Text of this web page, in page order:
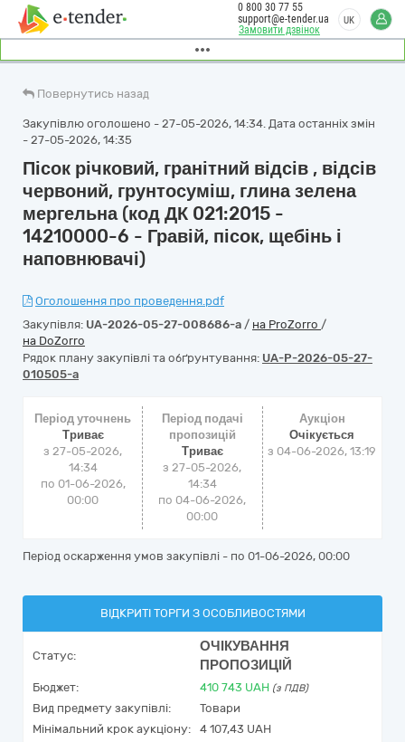
Замовити дзвінок
0 800 30 77 55
support@e-tender.ua
UK
Повернутись назад
Закупівлю оголошено - 27-05-2026, 14:34. Дата останніх змін
- 27-05-2026, 14:35
Пісок річковий, гранітний відсів , відсів
червоний, грунтосуміш, глина зелена
мергельна (код ДК 021:2015 -
14210000-6 - Гравій, пісок, щебінь і
наповнювачі)
Оголошення про проведення.pdf
Закупівля: UA-2026-05-27-008686-a / на ProZorro /
на DoZorro
Рядок плану закупівлі та обґрунтування: UA-P-2026-05-27-
010505-a
Період уточнень
Триває
з 27-05-2026,
14:34
по 01-06-2026,
00:00
Період подачі
пропозицій
Триває
з 27-05-2026,
14:34
по 04-06-2026,
00:00
Аукціон
Очікується
з 04-06-2026, 13:19
Період оскарження умов закупівлі - по 01-06-2026, 00:00
ВІДКРИТІ ТОРГИ З ОСОБЛИВОСТЯМИ
Статус:
ОЧІКУВАННЯ
ПРОПОЗИЦІЙ
Бюджет: 410 743 UAH (з ПДВ)
Вид предмету закупівлі:
Товари
Мінімальний крок аукціону:
4 107,43 UAH